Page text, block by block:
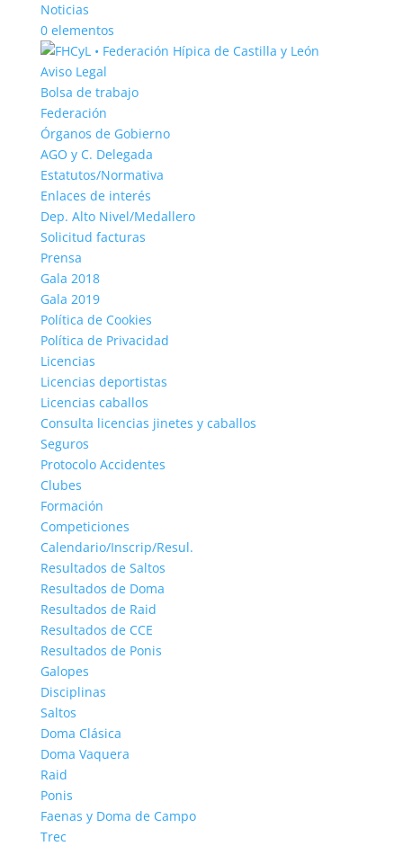
Noticias
0 elementos
Aviso Legal
Bolsa de trabajo
Federación
Órganos de Gobierno
AGO y C. Delegada
Estatutos/Normativa
Enlaces de interés
Dep. Alto Nivel/Medallero
Solicitud facturas
Prensa
Gala 2018
Gala 2019
Política de Cookies
Política de Privacidad
Licencias
Licencias deportistas
Licencias caballos
Consulta licencias jinetes y caballos
Seguros
Protocolo Accidentes
Clubes
Formación
Competiciones
Calendario/Inscrip/Resul.
Resultados de Saltos
Resultados de Doma
Resultados de Raid
Resultados de CCE
Resultados de Ponis
Galopes
Disciplinas
Saltos
Doma Clásica
Doma Vaquera
Raid
Ponis
Faenas y Doma de Campo
Trec